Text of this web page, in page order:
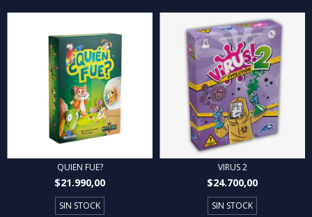
QUIEN FUE?
$21.990,00
SIN STOCK
VIRUS 2
$24.700,00
SIN STOCK